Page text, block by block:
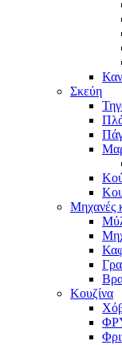
Σκεύη
Μηχανές
Κουζίνα